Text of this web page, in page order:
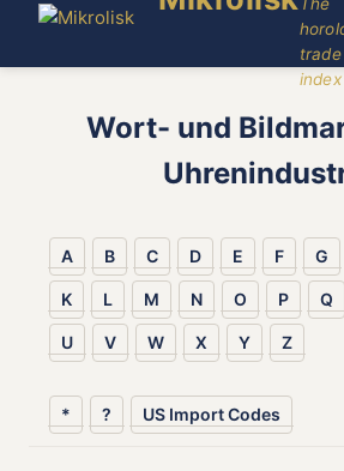
index
Wort- und
A B C D E F G
K L M N O P Q
U V W X Y Z
* ? US Import Codes